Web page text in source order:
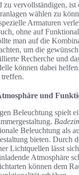
zu vervollständigen, ist
wählen zu
Armaturen
ohne auf
man auf die
um die
Recherche und
können dabei
und
Beleuchtung spielt
Beleuchtung als
bieten. Durch
Lichtquellen lässt
Atmosphäre
können dem